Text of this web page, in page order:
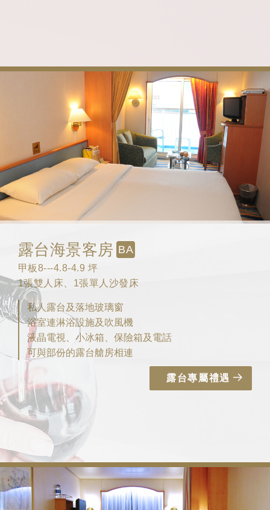
露台海景客房 BA
甲板8---4.8-4.9 坪
1張雙人床、1張單人沙發床
私人露台及落地玻璃窗
浴室連淋浴設施及吹風機
液晶電視、小冰箱、保險箱及電話
可與部份的露台艙房相連
露台專屬禮遇